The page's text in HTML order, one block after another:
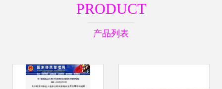
PRODUCT
产品列表